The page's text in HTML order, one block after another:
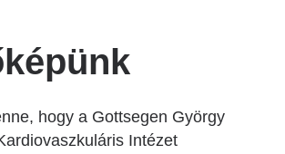
hogy a Gottsegen György
Intézet